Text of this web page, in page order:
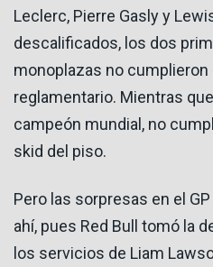
Leclerc, Pierre Gasly y
descalificados, los dos
monoplazas no
reglamentario. Mientras
campeón mundial, no
skid del piso.
Pero las sorpresas en el
ahí, pues Red Bull tomó la
los servicios de Liam